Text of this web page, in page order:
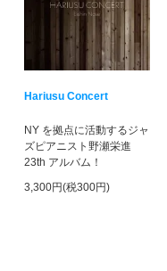
Hariusu Concert
NY を拠点に活動するジャ
ズピアニスト野瀬栄進
23th アルバム！
3,300円(税300円)